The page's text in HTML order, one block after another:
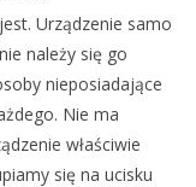
Urządzenie samo
należy się go
nieposiadające
Nie ma
właściwie
się na ucisku